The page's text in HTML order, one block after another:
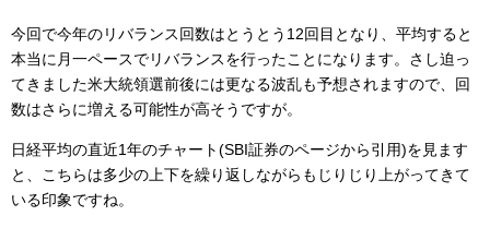
今回で今年のリバランス回数はとうとう12回目となり、平均すると
本当に月一ペースでリバランスを行ったことになります。さし迫っ
てきました米大統領選前後には更なる波乱も予想されますので、回
数はさらに増える可能性が高そうですが。
日経平均の直近1年のチャート(SBI証券のページから引用)を見ます
と、こちらは多少の上下を繰り返しながらもじりじり上がってきて
いる印象ですね。